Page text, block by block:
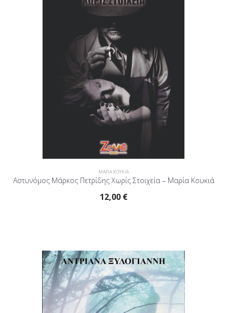
ΜΑΡΙΑ ΚΟΥΚΙΑ
Αστυνόμος Μάρκος Πετρίδης Χωρίς Στοιχεία – Μαρία Κουκιά
12,00 €